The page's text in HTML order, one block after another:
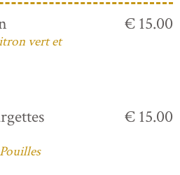
vert et
€ 15.00
€ 15.00